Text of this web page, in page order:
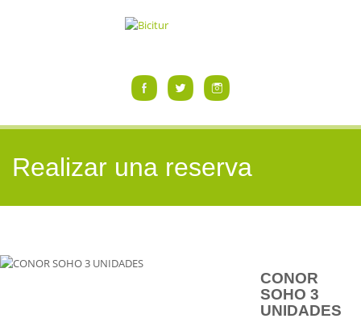
Realizar una reserva
CONOR
SOHO 3
UNIDADES